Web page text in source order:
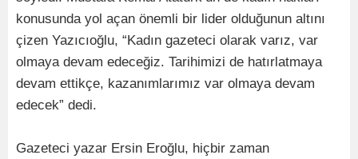
konusunda yol açan önemli bir lider olduğunun altını
çizen Yazıcıoğlu, “Kadın gazeteci olarak varız, var
olmaya devam edeceğiz. Tarihimizi de hatırlatmaya
devam ettikçe, kazanımlarımız var olmaya devam
edecek” dedi.
Gazeteci yazar Ersin Eroğlu, hiçbir zaman